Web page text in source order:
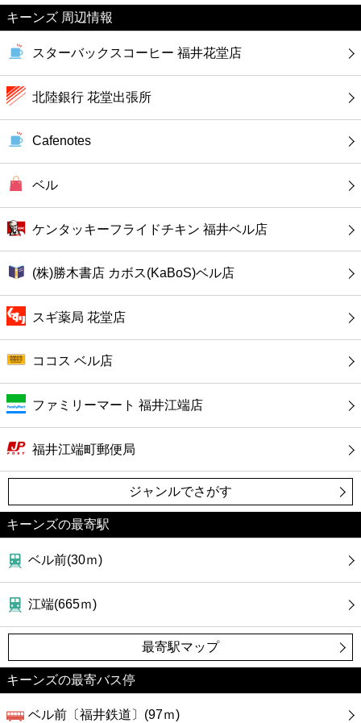
ファミレス
ファーストフード
ショッピング
銀行
公共
病院
キーンズ 周辺情報
スターバックスコーヒー 福井花堂店
北陸銀行 花堂出張所
Cafenotes
ベル
ケンタッキーフライドチキン 福井ベル店
(株)勝木書店 カボス(KaBoS)ベル店
スギ薬局 花堂店
ココス ベル店
ファミリーマート 福井江端店
福井江端町郵便局
ジャンルでさがす
キーンズの最寄駅
ベル前(30ｍ)
江端(665ｍ)
最寄駅マップ
キーンズの最寄バス停
ベル前〔福井鉄道〕(97ｍ)